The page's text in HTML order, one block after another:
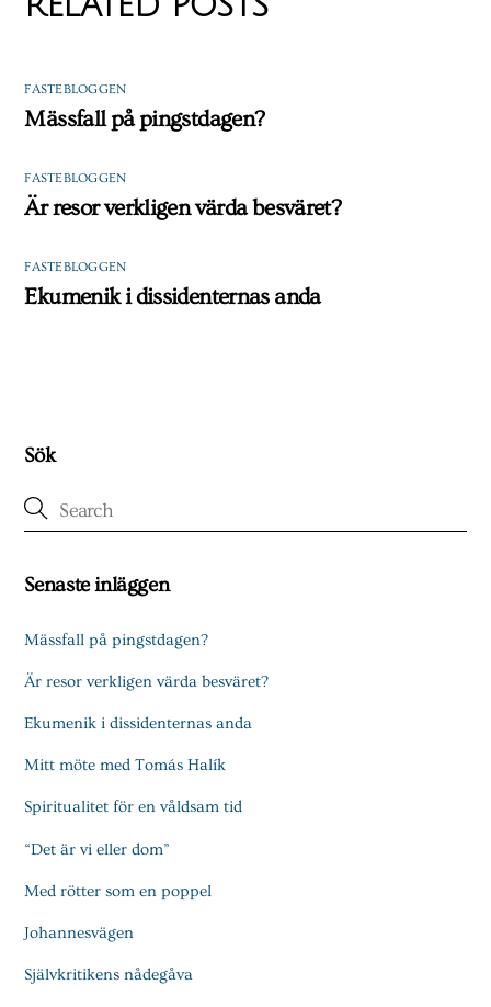
FASTEBLOGGEN
Mässfall på pingstdagen?
FASTEBLOGGEN
Är resor verkligen värda besväret?
FASTEBLOGGEN
Ekumenik i dissidenternas anda
Sök
Senaste inläggen
Mässfall på pingstdagen?
Är resor verkligen värda besväret?
Ekumenik i dissidenternas anda
Mitt möte med Tomás Halík
Spiritualitet för en våldsam tid
“Det är vi eller dom”
Med rötter som en poppel
Johannesvägen
Självkritikens nådegåva